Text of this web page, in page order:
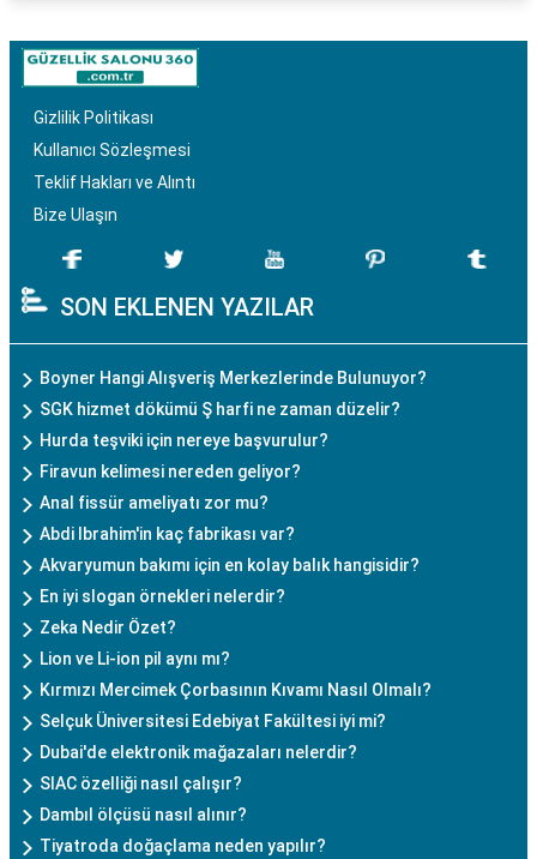
Gizlilik Politikası
Kullanıcı Sözleşmesi
Teklif Hakları ve Alıntı
Bize Ulaşın
SON EKLENEN YAZILAR
Boyner Hangi Alışveriş Merkezlerinde Bulunuyor?
SGK hizmet dökümü Ş harfi ne zaman düzelir?
Hurda teşviki için nereye başvurulur?
Firavun kelimesi nereden geliyor?
Anal fissür ameliyatı zor mu?
Abdi Ibrahim'in kaç fabrikası var?
Akvaryumun bakımı için en kolay balık hangisidir?
En iyi slogan örnekleri nelerdir?
Zeka Nedir Özet?
Lion ve Li-ion pil aynı mı?
Kırmızı Mercimek Çorbasının Kıvamı Nasıl Olmalı?
Selçuk Üniversitesi Edebiyat Fakültesi iyi mi?
Dubai'de elektronik mağazaları nelerdir?
SIAC özelliği nasıl çalışır?
Dambıl ölçüsü nasıl alınır?
Tiyatroda doğaçlama neden yapılır?